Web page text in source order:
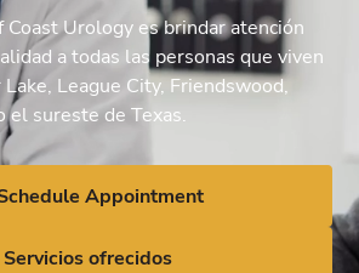
Urology es brindar atención
a todas las personas que viven
League City, Friendswood,
sureste de Texas.
Appointment
Servicios ofrecidos